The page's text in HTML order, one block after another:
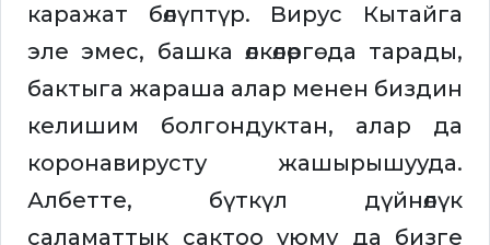
каражат бөлүптүр. Вирус Кытайга
эле эмес, башка өлкөлөргө да тарады,
бактыга жараша алар менен биздин
келишим болгондуктан, алар да
коронавирусту жашырышууда.
Албетте, бүткүл дүйнөлүк
саламаттык сактоо уюму да бизге